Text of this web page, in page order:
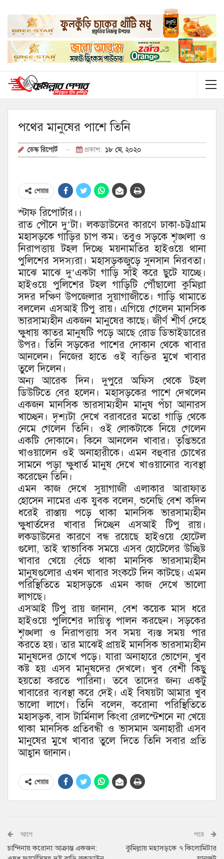
পথের মানুষের পাশে তিনি
ডেস্ক রিপোর্ট প্রকাশ: ১৮ মে, ২০২০
শেয়ার
স্টাফ রিপোর্টার।।
রাত পৌনে দু’টা। লকডাউনের কারণে ঢাকা-চট্টগ্রাম
মহাসড়কে গাড়ির চাপ কম। তবুও সড়কে শৃঙ্খলা ও
নিরাপত্তায় টহল দিচ্ছে ময়নামতির হাইওয়ে থানা
পুলিশের সদস্যরা। মহাসড়কজুড়ে সুনসান নিরবতা।
মাঝে মাঝে দু’একটা গাড়ি সাঁই করে ছুটে যাচ্ছে।
হাইওয়ে পুলিশের টহল গাড়িটি পৌঁছালো কুমিল্লা
সদর দক্ষিণ উপজেলার সুয়াগাজীতে। গাড়ি থামাতে
বললেন এসআই টিপু রায়। এগিয়ে গেলেন মানসিক
ভারসাম্যহীন একজন মানুষের কাছে। জীর্ণ শীর্ণ দেহে
ক্ষুধায় কাতর মানুষটি পড়ে আছে রোড ডিভাইডারের
উপর। তিনি সড়কের পাশের দোকান থেকে খাবার
আনলেন। নিজের হাতে ওই ব্যক্তির মুখে খাবার
তুলে দিলেন।
অন্য আরেক দিন। দুপুরে অফিস থেকে টহল
ডিউটিতে বের হলেন। মহাসড়কের পাশে দেখলেন
একজন মানসিক ভারসাম্যহীন মানুষ পঁচা আনারস
খাচ্ছেন। দৃশ্যটা দেখে বরাবরের মতো গাড়ি থেকে
নেমে গেলেন তিনি। ওই লোকটাকে নিয়ে গেলেন
একটি দোকানে। কিনে আনলেন খাবার। তৃপ্তিভরে
খাওয়ালেন ওই অনাহারীকে। এমন বহুবার চোখের
সামনে পড়া ক্ষুধার্ত মানুষ দেখে খাওয়ানোর ব্যবস্থা
করেছেন তিনি।
এমন কাজ দেখে সুয়াগাজী এলাকার আরাফাত
হোসেন নামের এক যুবক বলেন, শুনেছি বেশ কদিন
ধরেই রাস্তায় পড়ে থাকা মানসিক ভারসাম্যহীন
ক্ষুধার্তদের খাবার দিচ্ছেন এসআই টিপু রায়।
লকডাউনের কারণে বন্ধ রয়েছে হাইওয়ে হোটেল
গুলো, তাই স্বাভাবিক সময়ে এসব হোটেলের উচ্ছিষ্ট
খাবার খেয়ে বেঁচে থাকা মানসিক ভারসাম্যহীন
মানুষগুলোর এখন খাবার সংকটে দিন কাটছে। এমন
পরিস্থিতিতে মহাসড়কে এমন কাজ দেখে ভালো
লাগছে।
এসআই টিপু রায় জানান, বেশ কয়েক মাস ধরে
হাইওয়ে পুলিশের দায়িত্ব পালন করছেন। সড়কের
শৃঙ্খলা ও নিরাপত্তায় সব সময় ব্যস্ত সময় পার
করতে হয়। তার মাঝেই প্রায়ই মানসিক ভারসাম্যহীন
মানুষদের চোখে পড়ে। যারা অনাহারে ভোগেন, খুব
কষ্ট হয় এসব মানুষদের দেখলে। খুব বেশী কিছু
হয়তো করতে পারিনা। তবে তাদের জন্য একটু
খাবারের ব্যবস্থা করে দেই। এই বিষয়টা আমার খুব
ভালো লাগে। তিনি বলেন, করোনা পরিস্থিতিতে
মহাসড়ক, বাস টার্মিনাল কিংবা রেলস্টেশনে না খেয়ে
থাকা মানসিক প্রতিবন্ধী ও ভাসমান অনাহারী এসব
মানুষের মুখে খাবার তুলে দিতে তিনি সবার প্রতি
আহ্বান জানান।
শেয়ার
আগে
চান্দিনায় করোনা আক্রান্ত একজন:
পরে
কুমিল্লায় মহাসড়কে ৭ কিলোমিটার